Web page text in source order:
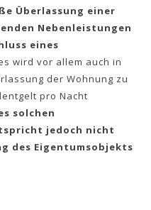
Überlassung einer
Nebenleistungen
eines
wird vor allem auch in
der Wohnung zu
pro Nacht
solchen
jedoch nicht
des Eigentumsobjekts